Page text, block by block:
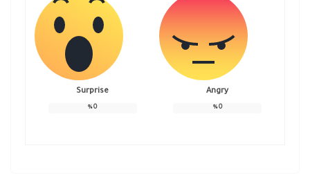
Angry
0
%
Surprise
0
%